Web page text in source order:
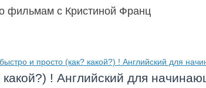
фильмам с Кристиной Франц
какой?) ! Английский для